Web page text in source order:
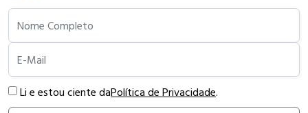
Nome Completo
E-Mail
Li e estou ciente daPolítica de Privacidade.